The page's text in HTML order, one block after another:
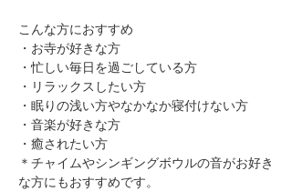
​こんな方におすすめ
・お寺が好きな方
​・忙しい毎日を過ごしている方
・リラックスしたい方
・眠りの浅い方やなかなか寝付けない方
​・音楽が好きな方
​・癒されたい方
＊チャイムやシンギングボウルの音がお好き
な方にもおすすめです。